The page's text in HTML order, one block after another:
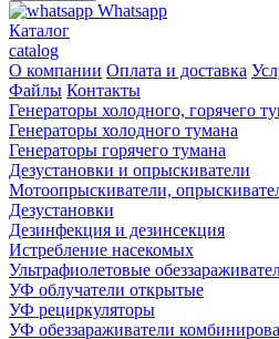
Whatsapp
Каталог
catalog
О компании Оплата и доставка
Файлы Контакты
Генераторы холодного, горячего
Генераторы холодного тумана
Генераторы горячего тумана
Дезустановки и опрыскиватели
Мотоопрыскиватели,
Дезустановки
Дезинфекция и дезинсекция
Истребление насекомых
Ультрафиолетовые
УФ облучатели открытые
УФ рециркуляторы
УФ обеззараживатели